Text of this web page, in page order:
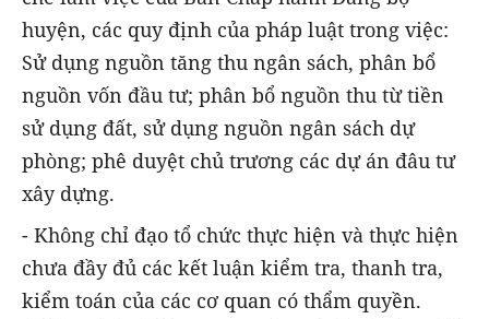
huyện, các quy định của pháp luật trong việc:
Sử dụng nguồn tăng thu ngân sách, phân bổ
nguồn vốn đầu tư; phân bổ nguồn thu từ tiền
sử dụng đất, sử dụng nguồn ngân sách dự
phòng; phê duyệt chủ trương các dự án đâu tư
xây dựng.
- Không chỉ đạo tổ chức thực hiện và thực hiện
chưa đầy đủ các kết luận kiểm tra, thanh tra,
kiểm toán của các cơ quan có thẩm quyền.